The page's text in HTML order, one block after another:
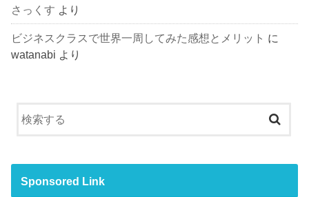
さっくす より
ビジネスクラスで世界一周してみた感想とメリット に
watanabi より
Sponsored Link